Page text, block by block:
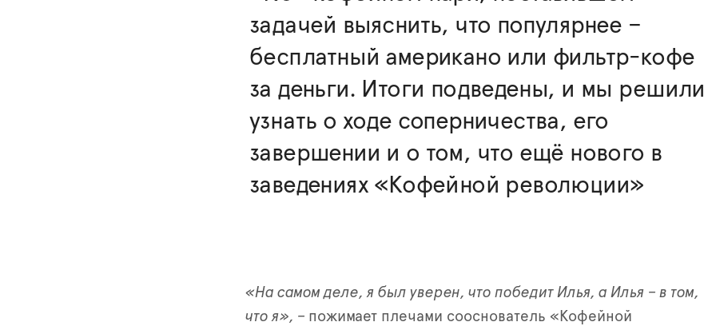
задачей выяснить, что популярнее –
бесплатный американо или фильтр-кофе
за деньги. Итоги подведены, и мы решили
узнать о ходе соперничества, его
завершении и о том, что ещё нового в
заведениях «Кофейной революции»
«На самом деле, я был уверен, что победит Илья, а Илья – в том,
что я», – пожимает плечами сооснователь «Кофейной